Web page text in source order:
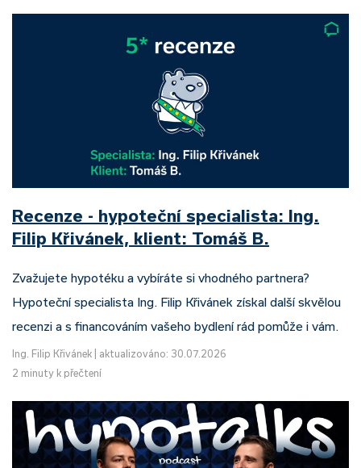
Recenze - hypoteční specialista: Ing.
Filip Křivánek, klient: Tomáš B.
Zvažujete hypotéku a vybíráte si vhodného partnera?
Hypoteční specialista Ing. Filip Křivánek získal další skvělou
recenzi a s financováním vašeho bydlení rád pomůže i vám.
Ing. Filip Křivánek
aktualizováno: 30.07.2026
2 minuty k přečtení